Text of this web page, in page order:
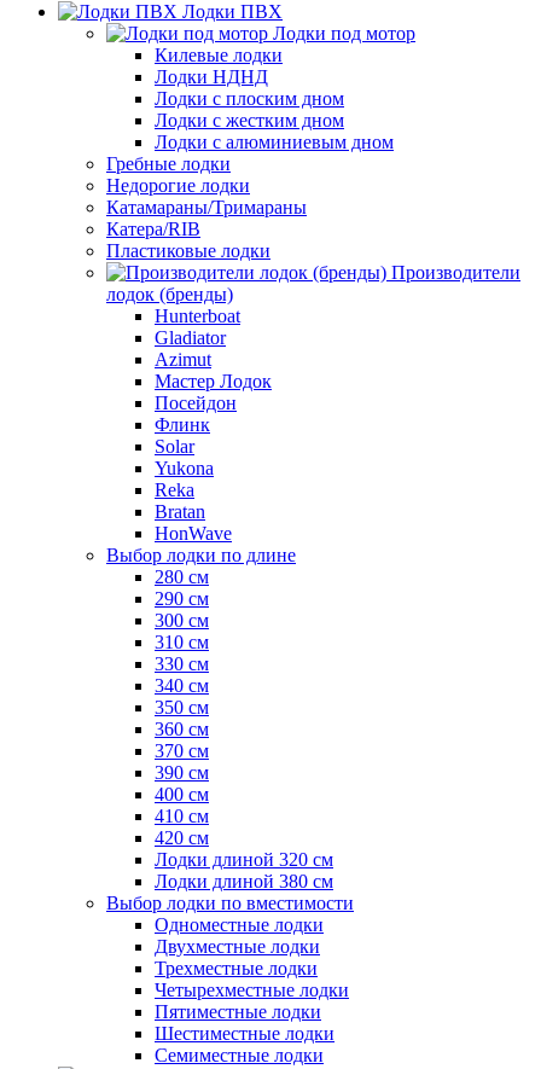
Лодки ПВХ
Лодки под мотор
Килевые лодки
Лодки НДНД
Лодки с плоским дном
Лодки с жестким дном
Лодки с алюминиевым дном
Гребные лодки
Недорогие лодки
Катамараны/Тримараны
Катера/RIB
Пластиковые лодки
Производители
лодок (бренды)
Hunterboat
Gladiator
Azimut
Мастер Лодок
Посейдон
Флинк
Solar
Yukona
Reka
Bratan
HonWave
Выбор лодки по длине
280 см
290 см
300 см
310 см
330 см
340 см
350 см
360 см
370 см
390 см
400 см
410 см
420 см
Лодки длиной 320 см
Лодки длиной 380 см
Выбор лодки по вместимости
Одноместные лодки
Двухместные лодки
Трехместные лодки
Четырехместные лодки
Пятиместные лодки
Шестиместные лодки
Семиместные лодки